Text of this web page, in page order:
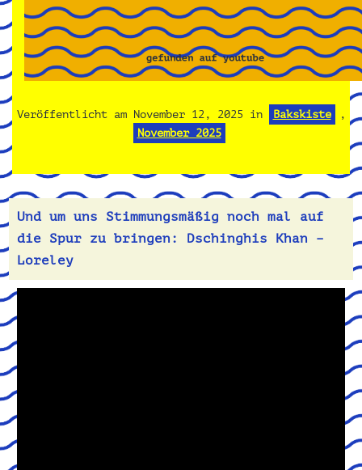
Veröffentlicht am November 12, 2025 in Bakskiste
,
November 2025
Und um uns Stimmungsmäßig noch mal auf
die Spur zu bringen: Dschinghis Khan –
Loreley